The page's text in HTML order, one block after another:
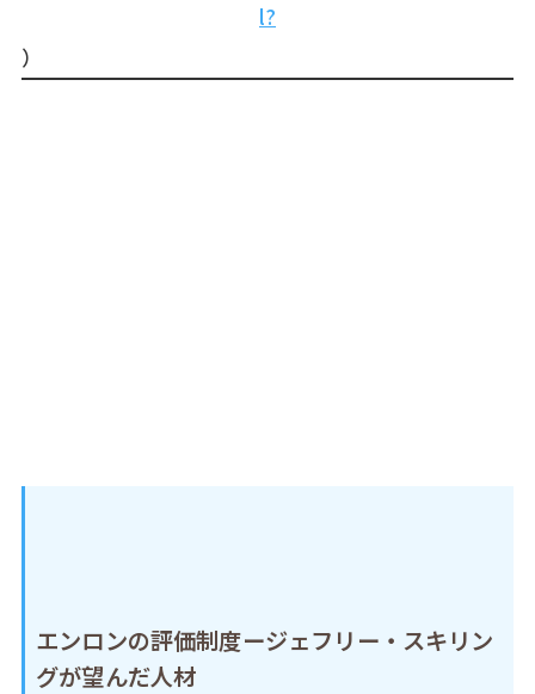
l?
）
エンロンの評価制度ージェフリー・スキリン
グが望んだ人材